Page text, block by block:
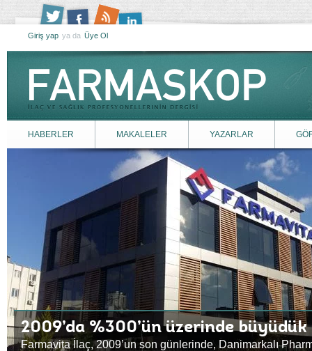
Giriş yap ya da Üye Ol
HABERLER MAKALELER YAZARLAR
2009’da %300’ün üzerinde büyüdük
Farmavita İlaç, 2009’un son günlerinde, Danimarkalı